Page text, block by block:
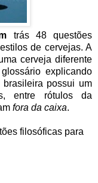
trás 48 questões
de cervejas. A
cerveja diferente
explicando
possui um
entre rótulos da
fora da caixa.
filosóficas para